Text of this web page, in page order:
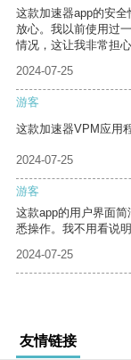
这款加速器app的安
放心。我以前使用过
情况，这让我非常担心
2024-07-25
游客
这款加速器VPM应用
2024-07-25
游客
这款app的用户界面
悉操作。我不用看说
2024-07-25
友情链接